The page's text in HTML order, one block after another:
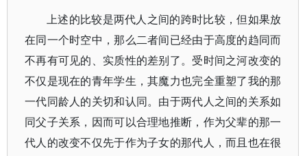
上述的比较是两代人之间的跨时比较，但如果放
在同一个时空中，那么二者间已经由于高度的趋同而
不再有可见的、实质性的差别了。受时间之河改变的
不仅是现在的青年学生，其魔力也完全重塑了我的那
一代同龄人的关切和认同。由于两代人之间的关系如
同父子关系，因而可以合理地推断，作为父辈的那一
代人的改变不仅先于作为子女的那代人，而且也在很